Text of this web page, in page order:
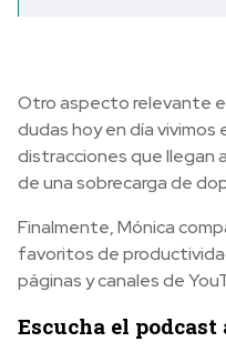
Otro aspecto relevante
dudas hoy en día vivimos
distracciones que llegan
de una sobrecarga de
Finalmente, Mónica
favoritos de
páginas y canales de
Escucha el podcast